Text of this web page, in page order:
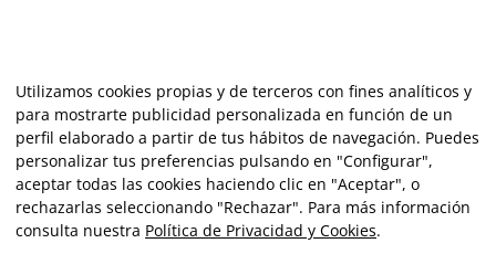
Utilizamos cookies propias y de terceros con fines analíticos y
para mostrarte publicidad personalizada en función de un
perfil elaborado a partir de tus hábitos de navegación. Puedes
personalizar tus preferencias pulsando en "Configurar",
aceptar todas las cookies haciendo clic en "Aceptar", o
rechazarlas seleccionando "Rechazar". Para más información
consulta nuestra Política de Privacidad y Cookies.